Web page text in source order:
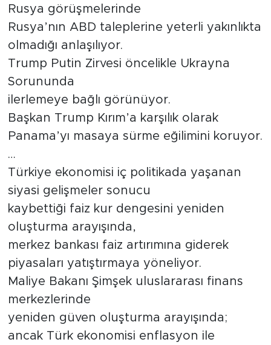
Rusya görüşmelerinde
Rusya’nın ABD taleplerine yeterli yakınlıkta
olmadığı anlaşılıyor.
Trump Putin Zirvesi öncelikle Ukrayna
Sorununda
ilerlemeye bağlı görünüyor.
Başkan Trump Kırım’a karşılık olarak
Panama’yı masaya sürme eğilimini koruyor.
…
Türkiye ekonomisi iç politikada yaşanan
siyasi gelişmeler sonucu
kaybettiği faiz kur dengesini yeniden
oluşturma arayışında,
merkez bankası faiz artırımına giderek
piyasaları yatıştırmaya yöneliyor.
Maliye Bakanı Şimşek uluslararası finans
merkezlerinde
yeniden güven oluşturma arayışında;
ancak Türk ekonomisi enflasyon ile